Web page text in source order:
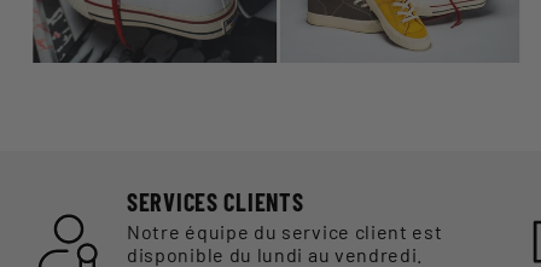
SERVICES CLIENTS
Notre équipe du service client est
disponible du lundi au vendredi.